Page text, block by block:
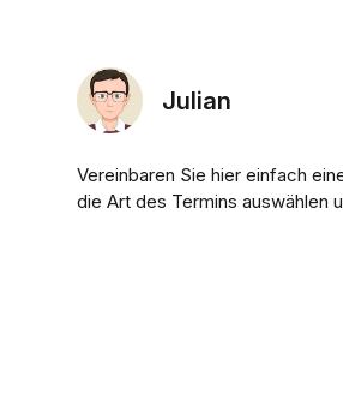
Julian
Vereinbaren Sie hier einfach
die Art des Termins auswählen